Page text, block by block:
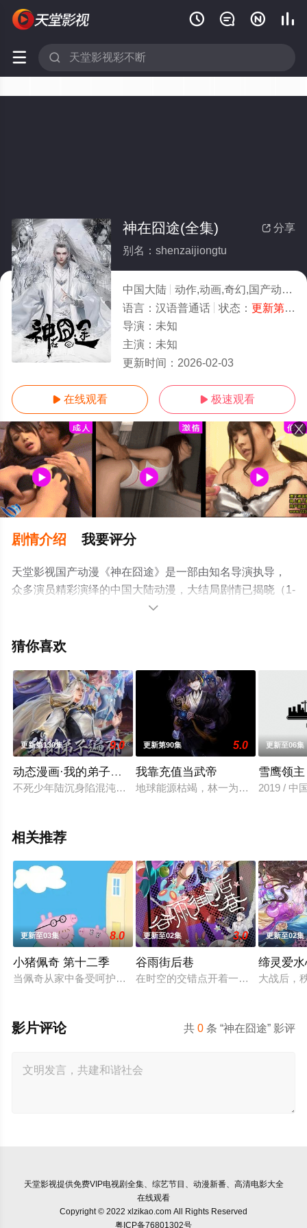
   
 
1-60全集/大结局
 分享
神在囧途(全集)
别名：shenzaijiongtu
中国大陆 动作,动画,奇幻,国产动漫
语言： 汉语普通话 状态： 更新第40集
导演： 未知
主演： 未知
更新时间： 2026-02-03
 在线观看  极速观看
剧情介绍 我要评分
天堂影视国产动漫《神在囧途》是一部由知名导演执导，
众多演员精彩演绎的中国大陆动漫，大结局剧情已揭晓（1-
60全集），手机免费观看高清无删减完整版动漫全集就上
剧情网等平台了解。

猜你喜欢
更新第130集 9.0
动态漫画·我的弟子遍布诸天万界
不死少年陆沉身陷混沌域绝地百万年，只能依托庞大魂力以神
更新第90集 5.0
我靠充值当武帝
地球能源枯竭，林一为改变命运，参
更新至06集
雪鹰领
2019 / 中
相关推荐
更新至03集 8.0
小猪佩奇 第十二季
当佩奇从家中备受呵护的"小妹妹"一跃成为肩负责任的"大姐姐"
更新至02集 3.0
谷雨街后巷
在时空的交错点开着一间酒馆——谷
更新至02集
缔灵爱
大战后，
共0 条 “神在囧途” 影评
影片评论
天堂影视提供免费VIP电视剧全集、综艺节目、动漫新番、高清电影大全
在线观看
Copyright © 2022 xlzikao.com All Rights Reserved
粤ICP备76801302号